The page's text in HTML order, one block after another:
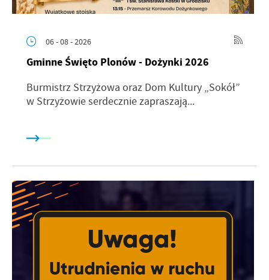
06 - 08 - 2026
Gminne Święto Plonów - Dożynki 2026
Burmistrz Strzyżowa oraz Dom Kultury „Sokół”
w Strzyżowie serdecznie zapraszają...